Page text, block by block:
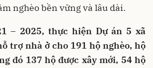
nghèo bền vững và lâu dài.
– 2025, thực hiện Dự án 5 xã
trợ nhà ở cho 191 hộ nghèo, hộ
đó 137 hộ được xây mới, 54 hộ